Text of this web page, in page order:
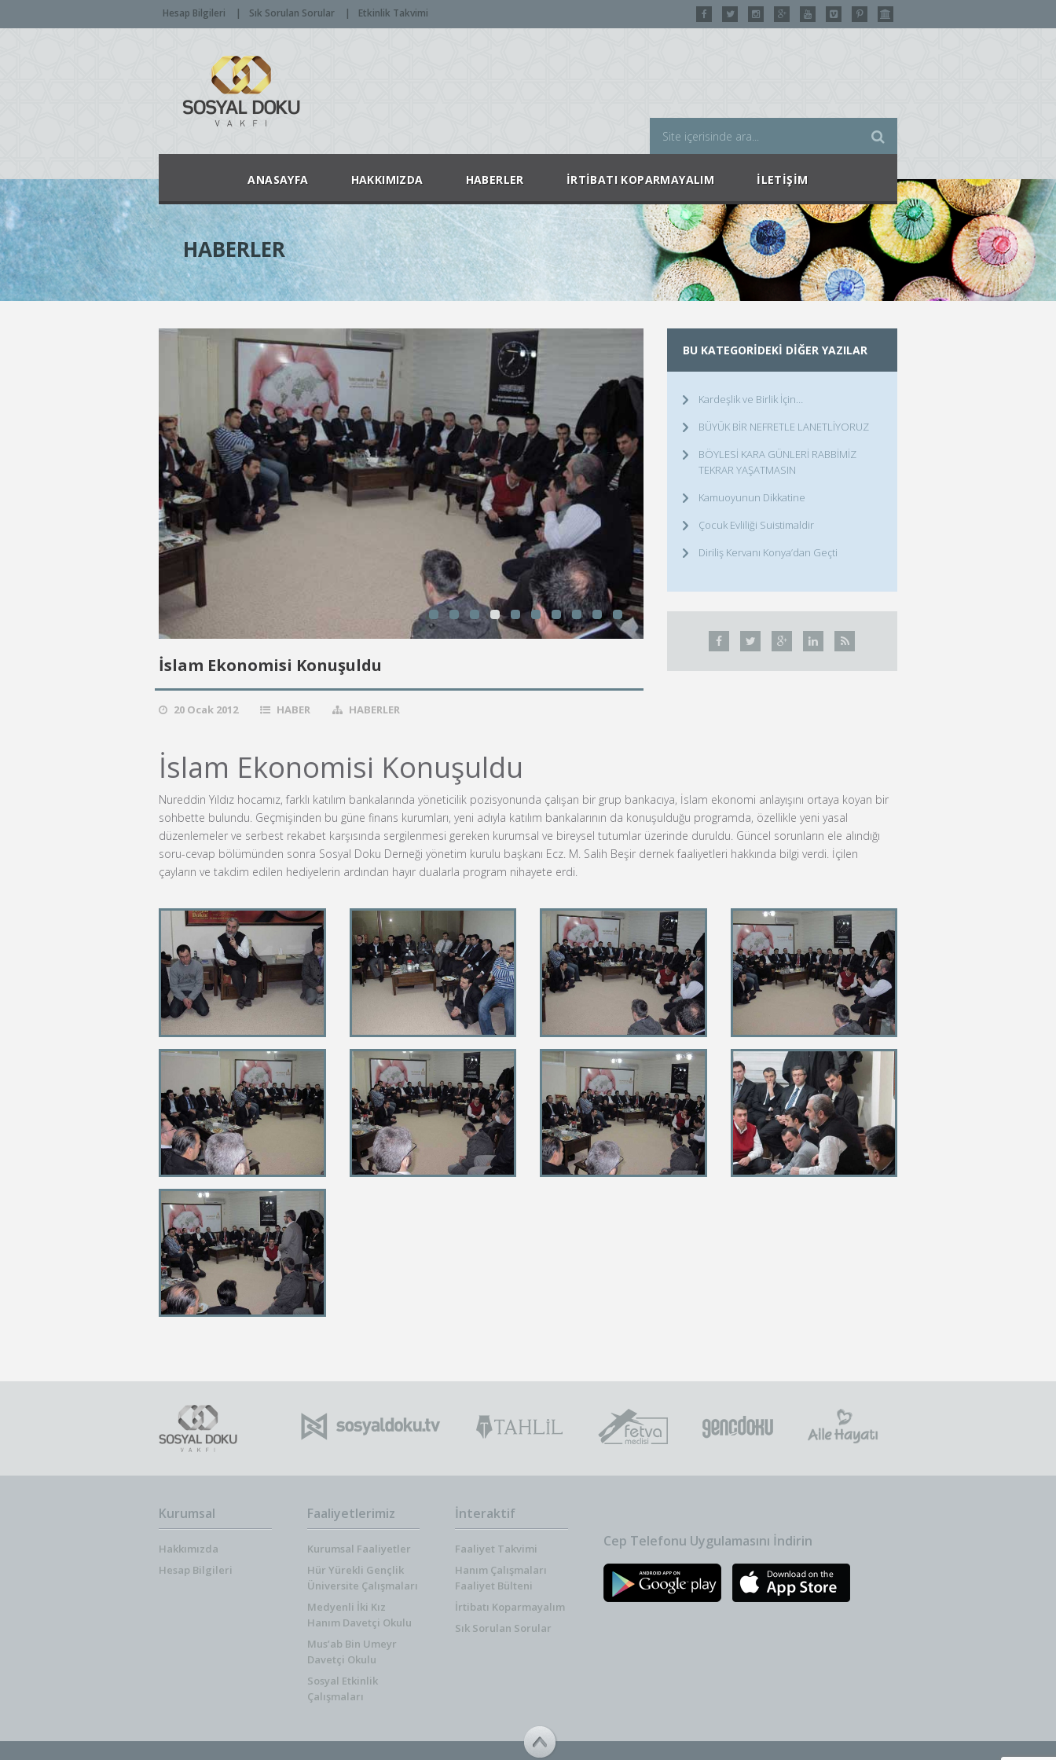
Hesap Bilgileri Sık Sorulan Sorular Etkinlik Takvimi
ANASAYFA HAKKIMIZDA HABERLER İRTIBATI KOPARMAYALIM İLETIŞIM
HABERLER
İslam Ekonomisi Konuşuldu
20 Ocak 2012 HABER HABERLER
BU KATEGORIDEKI DIĞER YAZILAR
Kardeşlik ve Birlik İçin…
BÜYÜK BİR NEFRETLE LANETLİYORUZ
BÖYLESİ KARA GÜNLERİ RABBİMİZ
TEKRAR YAŞATMASIN
Kamuoyunun Dikkatine
Çocuk Evliliği Suistimaldir
Diriliş Kervanı Konya’dan Geçti
İslam Ekonomisi Konuşuldu
Nureddin Yıldız hocamız, farklı katılım bankalarında yöneticilik pozisyonunda çalışan bir grup bankacıya, İslam ekonomi anlayışını ortaya koyan bir
sohbette bulundu. Geçmişinden bu güne finans kurumları, yeni adıyla katılım bankalarının da konuşulduğu programda, özellikle yeni yasal
düzenlemeler ve serbest rekabet karşısında sergilenmesi gereken kurumsal ve bireysel tutumlar üzerinde duruldu. Güncel sorunların ele alındığı
soru-cevap bölümünden sonra Sosyal Doku Derneği yönetim kurulu başkanı Ecz. M. Salih Beşir dernek faaliyetleri hakkında bilgi verdi. İçilen
çayların ve takdim edilen hediyelerin ardından hayır dualarla program nihayete erdi.
Kurumsal
Hakkımızda
Hesap Bilgileri
Faaliyetlerimiz
Kurumsal Faaliyetler
Hür Yürekli Gençlik
Üniversite Çalışmaları
Medyenli İki Kız
Hanım Davetçi Okulu
Mus’ab Bin Umeyr
Davetçi Okulu
Sosyal Etkinlik
Çalışmaları
İnteraktif
Faaliyet Takvimi
Hanım Çalışmaları
Faaliyet Bülteni
İrtibatı Koparmayalım
Sık Sorulan Sorular
Cep Telefonu Uygulamasını İndirin